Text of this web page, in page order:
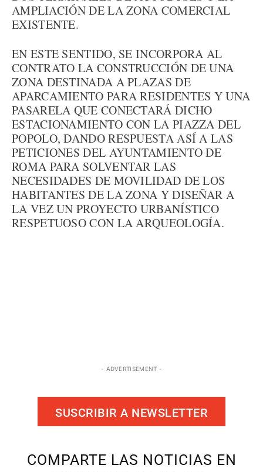
AMPLIACIÓN DE LA ZONA COMERCIAL
EXISTENTE.
EN ESTE SENTIDO, SE INCORPORA AL
CONTRATO LA CONSTRUCCIÓN DE UNA
ZONA DESTINADA A PLAZAS DE
APARCAMIENTO PARA RESIDENTES Y UNA
PASARELA QUE CONECTARÁ DICHO
ESTACIONAMIENTO CON LA PIAZZA DEL
POPOLO, DANDO RESPUESTA ASÍ A LAS
PETICIONES DEL AYUNTAMIENTO DE
ROMA PARA SOLVENTAR LAS
NECESIDADES DE MOVILIDAD DE LOS
HABITANTES DE LA ZONA Y DISEÑAR A
LA VEZ UN PROYECTO URBANÍSTICO
RESPETUOSO CON LA ARQUEOLOGÍA.
- ADVERTISEMENT -
SUSCRIBIR A NEWSLETTER
COMPARTE LAS NOTICIAS EN